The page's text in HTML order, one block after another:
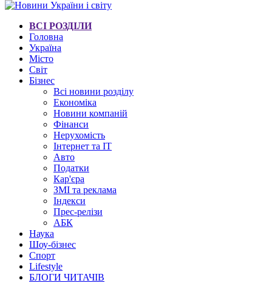
ВСІ РОЗДІЛИ
Головна
Україна
Місто
Світ
Бізнес
Всі новини розділу
Економіка
Новини компаній
Фінанси
Нерухомість
Інтернет та IT
Авто
Податки
Кар'єра
ЗМІ та реклама
Індекси
Прес-релізи
АБК
Наука
Шоу-бізнес
Спорт
Lifestyle
БЛОГИ ЧИТАЧІВ